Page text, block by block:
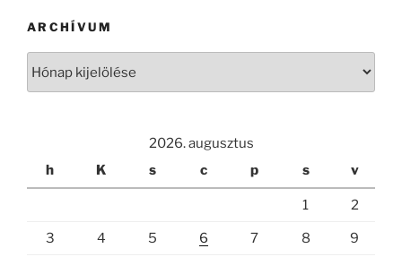
ARCHÍVUM
2026. augusztus
h
K s c p s v
1 2
3 4 5 6 7 8 9